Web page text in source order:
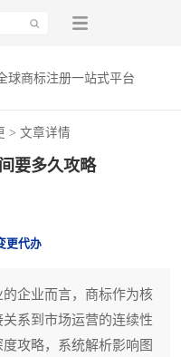
球商标注册一站式平台
> 文章详情
要多久攻略
更代办
企业而言，商标作为核
系到市场运营的连续性
攻略，系统解析影响图